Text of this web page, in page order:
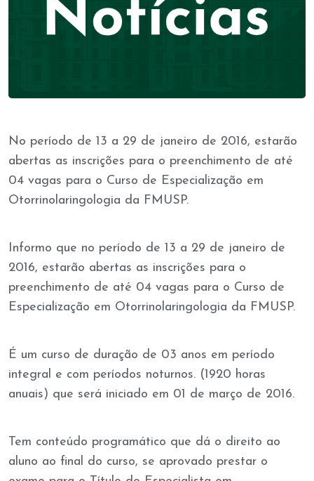
No período de 13 a 29 de janeiro de 2016, estarão
abertas as inscrições para o preenchimento de até
04 vagas para o Curso de Especialização em
Otorrinolaringologia da FMUSP.
Informo que no período de 13 a 29 de janeiro de
2016, estarão abertas as inscrições para o
preenchimento de até 04 vagas para o Curso de
Especialização em Otorrinolaringologia da FMUSP.
É um curso de duração de 03 anos em período
integral e com períodos noturnos. (1920 horas
anuais) que será iniciado em 01 de março de 2016.
Tem conteúdo programático que dá o direito ao
aluno ao final do curso, se aprovado prestar o